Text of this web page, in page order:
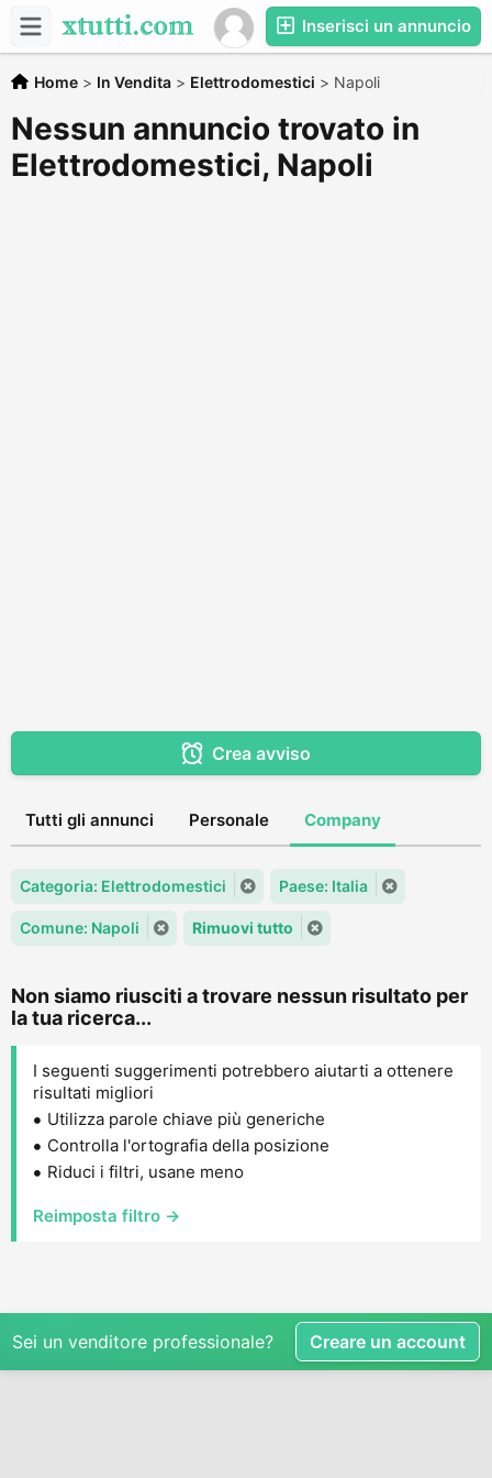
Inserisci un annuncio
Home > In Vendita > Elettrodomestici > Napoli
Nessun annuncio trovato in
Elettrodomestici, Napoli
Crea avviso
Tutti gli annunci Personale Company
Categoria: Elettrodomestici Paese: Italia
Comune: Napoli Rimuovi tutto
Non siamo riusciti a trovare nessun risultato per
la tua ricerca...
I seguenti suggerimenti potrebbero aiutarti a ottenere
risultati migliori
Utilizza parole chiave più generiche
Controlla l'ortografia della posizione
Riduci i filtri, usane meno
Reimposta filtro →
Sei un venditore professionale? Creare un account